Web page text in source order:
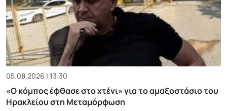
05.08.2026 | 13:30
«Ο κόμπος έφθασε στο χτένι» για το αμαξοστάσιο του
Ηρακλείου στη Μεταμόρφωση